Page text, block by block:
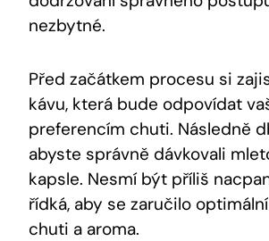
nezbytné.
Před začátkem procesu si
kávu, která bude odpovídat
preferencím chuti. Následně
abyste správně dávkovali
kapsle. Nesmí být příliš
řídká, aby se zaručilo
chuti a aroma.